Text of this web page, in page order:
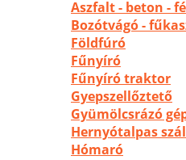
Aszfalt - beton -
Bozótvágó -
Földfúró
Fűnyíró
Fűnyíró traktor
Gyepszellőztető
Gyümölcsrázó
Hernyótalpas
Hómaró